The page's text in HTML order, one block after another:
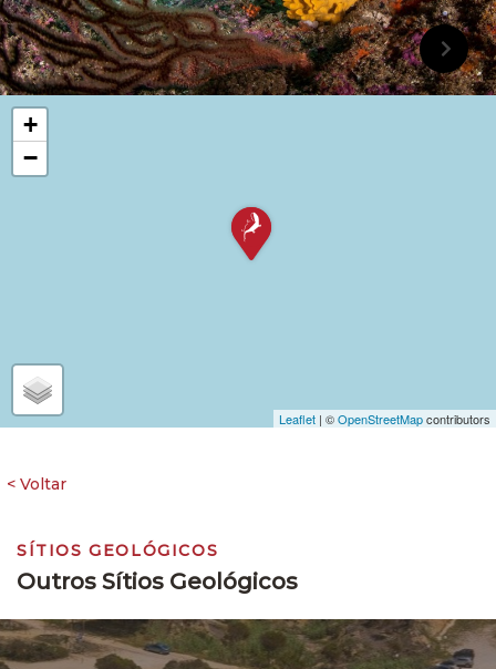
+
−
Leaflet | ©OpenStreetMapcontributors
SÍTIOS GEOLÓGICOS
Outros Sítios Geológicos